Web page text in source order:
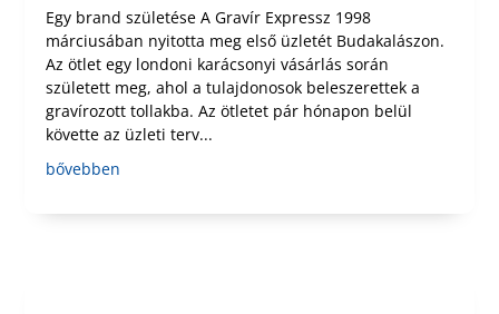
Egy brand születése A Gravír Expressz 1998
márciusában nyitotta meg első üzletét Budakalászon.
Az ötlet egy londoni karácsonyi vásárlás során
született meg, ahol a tulajdonosok beleszerettek a
gravírozott tollakba. Az ötletet pár hónapon belül
követte az üzleti terv...
bővebben